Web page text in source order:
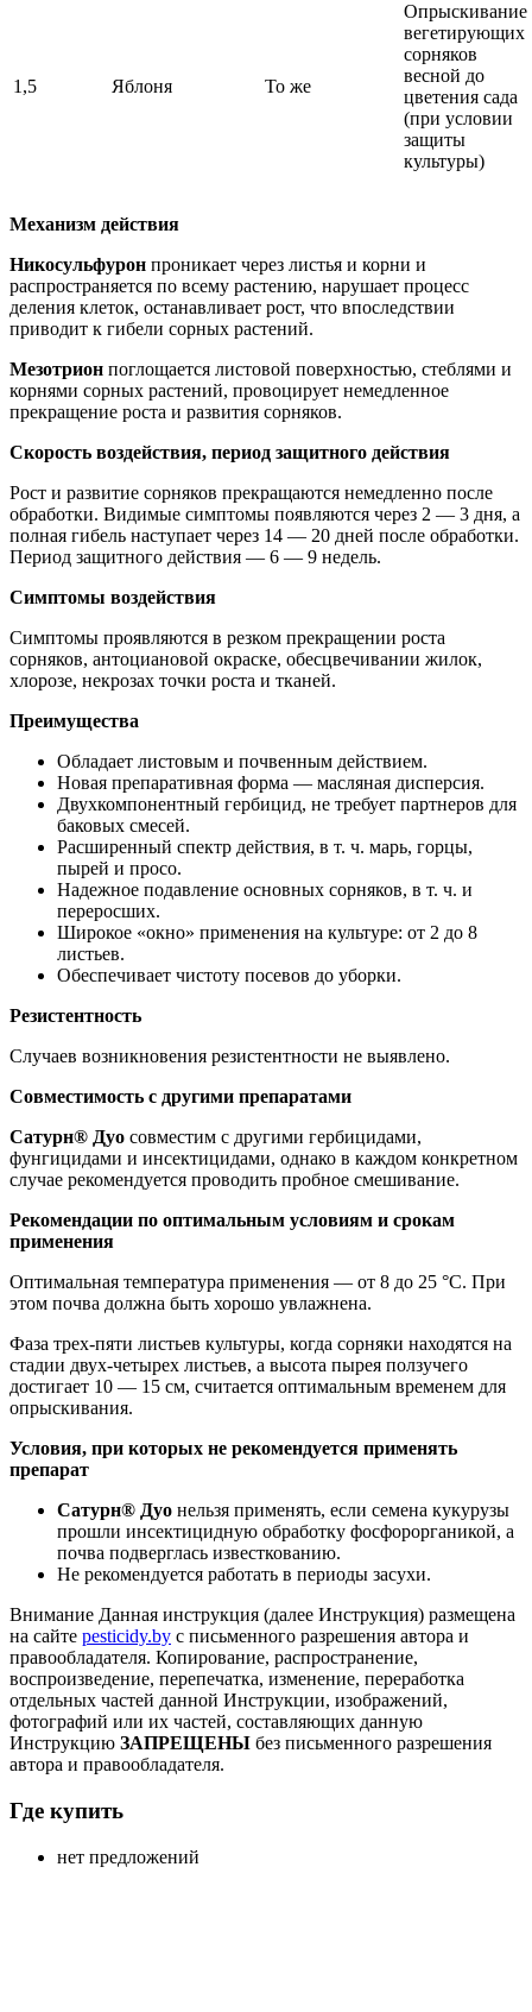
1,5 Яблоня То же
Опрыскивание
вегетирующих
сорняков
весной до
цветения сада
(при условии
защиты
культуры)
Механизм действия
Никосульфурон проникает через листья и корни и
распространяется по всему растению, нарушает процесс
деления клеток, останавливает рост, что впоследствии
приводит к гибели сорных растений.
Мезотрион поглощается листовой поверхностью, стеблями и
корнями сорных растений, провоцирует немедленное
прекращение роста и развития сорняков.
Скорость воздействия, период защитного действия
Рост и развитие сорняков прекращаются немедленно после
обработки. Видимые симптомы появляются через 2 — 3 дня, а
полная гибель наступает через 14 — 20 дней после обработки.
Период защитного действия — 6 — 9 недель.
Симптомы воздействия
Симптомы проявляются в резком прекращении роста
сорняков, антоциановой окраске, обесцвечивании жилок,
хлорозе, некрозах точки роста и тканей.
Преимущества
Обладает листовым и почвенным действием.
Новая препаративная форма — масляная дисперсия.
Двухкомпонентный гербицид, не требует партнеров для
баковых смесей.
Расширенный спектр действия, в т. ч. марь, горцы,
пырей и просо.
Надежное подавление основных сорняков, в т. ч. и
переросших.
Широкое «окно» применения на культуре: от 2 до 8
листьев.
Обеспечивает чистоту посевов до уборки.
Резистентность
Случаев возникновения резистентности не выявлено.
Совместимость с другими препаратами
Сатурн® Дуо совместим с другими гербицидами,
фунгицидами и инсектицидами, однако в каждом конкретном
случае рекомендуется проводить пробное смешивание.
Рекомендации по оптимальным условиям и срокам
применения
Оптимальная температура применения — от 8 до 25 °С. При
этом почва должна быть хорошо увлажнена.
Фаза трех-пяти листьев культуры, когда сорняки находятся на
стадии двух-четырех листьев, а высота пырея ползучего
достигает 10 — 15 см, считается оптимальным временем для
опрыскивания.
Условия, при которых не рекомендуется применять
препарат
Сатурн® Дуо нельзя применять, если семена кукурузы
прошли инсектицидную обработку фосфорорганикой, а
почва подверглась известкованию.
Не рекомендуется работать в периоды засухи.
Внимание Данная инструкция (далее Инструкция) размещена
на сайте pesticidy.by с письменного разрешения автора и
правообладателя. Копирование, распространение,
воспроизведение, перепечатка, изменение, переработка
отдельных частей данной Инструкции, изображений,
фотографий или их частей, составляющих данную
Инструкцию ЗАПРЕЩЕНЫ без письменного разрешения
автора и правообладателя.
Где купить
нет предложений